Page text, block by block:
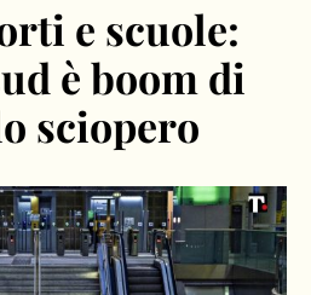
e scuole:
è boom di
sciopero